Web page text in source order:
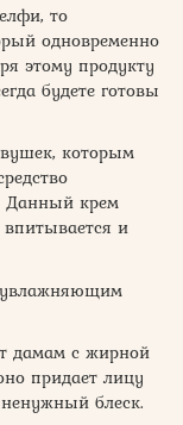
то
одновременно
этому продукту
будете готовы
которым
Данный крем
и
увлажняющим
дамам с жирной
придает лицу
блеск.